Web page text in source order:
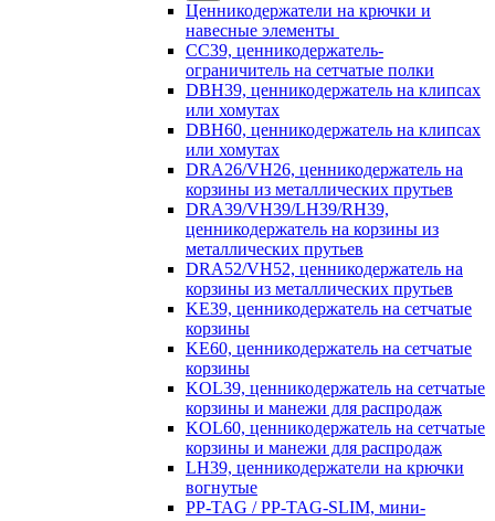
Ценникодержатели на крючки и
навесные элементы
CC39, ценникодержатель-
ограничитель на сетчатые полки
DBH39, ценникодержатель на клипсах
или хомутах
DBH60, ценникодержатель на клипсах
или хомутах
DRA26/VH26, ценникодержатель на
корзины из металлических прутьев
DRA39/VH39/LH39/RH39,
ценникодержатель на корзины из
металлических прутьев
DRA52/VH52, ценникодержатель на
корзины из металлических прутьев
KE39, ценникодержатель на сетчатые
корзины
KE60, ценникодержатель на сетчатые
корзины
KOL39, ценникодержатель на сетчатые
корзины и манежи для распродаж
KOL60, ценникодержатель на сетчатые
корзины и манежи для распродаж
LH39, ценникодержатели на крючки
вогнутые
PP-TAG / PP-TAG-SLIM, мини-